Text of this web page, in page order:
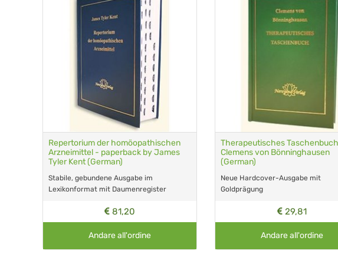
Repertorium der homöopathischen
Arzneimittel - paperback by James
Tyler Kent (German)
Stabile, gebundene Ausgabe im
Lexikonformat mit Daumenregister
81,20
Andare all'ordine
Therapeutisches
Clemens von Bönninghausen
(German)
Neue Hardcover-Ausgabe mit
Goldprägung
29,81
Andare all'ordine